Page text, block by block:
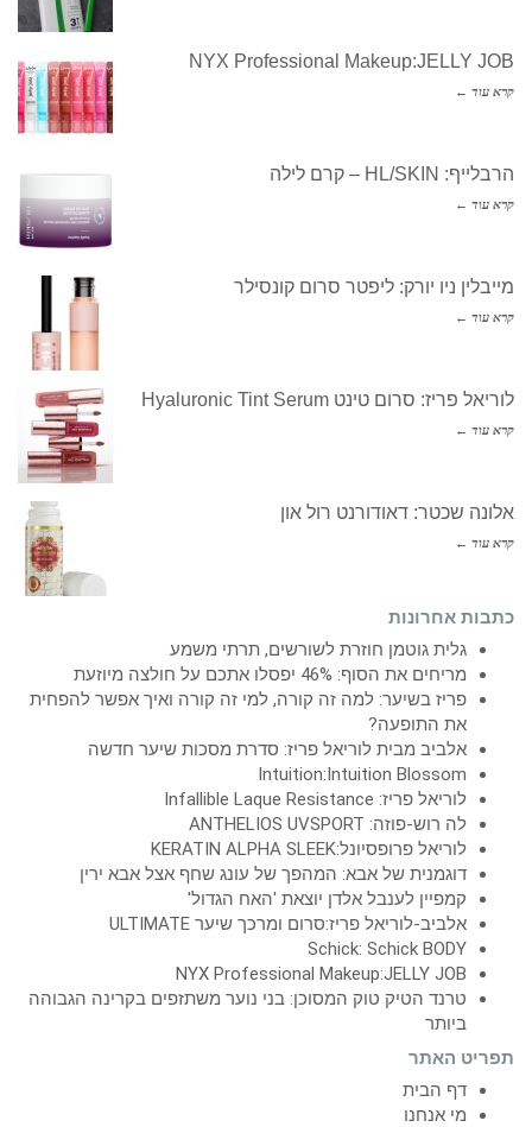
NYX Professional Makeup:JELLY JOB
קרא עוד ←
הרבלייף: HL/SKIN – קרם לילה
קרא עוד ←
מייבלין ניו יורק: ליפטר סרום קונסילר
קרא עוד ←
לוריאל פריז: סרום טינט Hyaluronic Tint Serum
קרא עוד ←
אלונה שכטר: דאודורנט רול און
קרא עוד ←
כתבות אחרונות
גלית גוטמן חוזרת לשורשים, תרתי משמע
מריחים את הסוף: 46% יפסלו אתכם על חולצה מיוזעת
פריז בשיער: למה זה קורה, למי זה קורה ואיך אפשר להפחית
את התופעה?
אלביב מבית לוריאל פריז: סדרת מסכות שיער חדשה
Intuition:Intuition Blossom
לוריאל פריז: Infallible Laque Resistance
לה רוש-פוזה: ANTHELIOS UVSPORT
לוריאל פרופסיונל:KERATIN ALPHA SLEEK
דוגמנית של אבא: המהפך של עונג שחף אצל אבא ירין
קמפיין לענבל אלדן יוצאת 'האח הגדול'
אלביב-לוריאל פריז:סרום ומרכך שיער ULTIMATE
Schick: Schick BODY
NYX Professional Makeup:JELLY JOB
טרנד הטיק טוק המסוכן: בני נוער משתזפים בקרינה הגבוהה
ביותר
תפריט האתר
דף הבית
מי אנחנו